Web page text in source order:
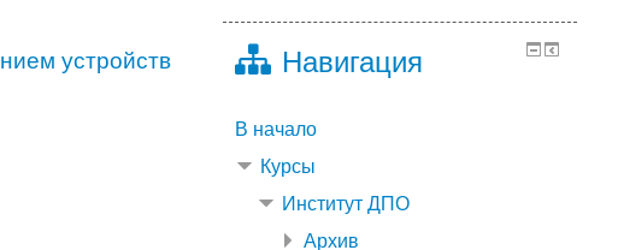
устройств Навигация
В начало
Курсы
Институт ДПО
Архив